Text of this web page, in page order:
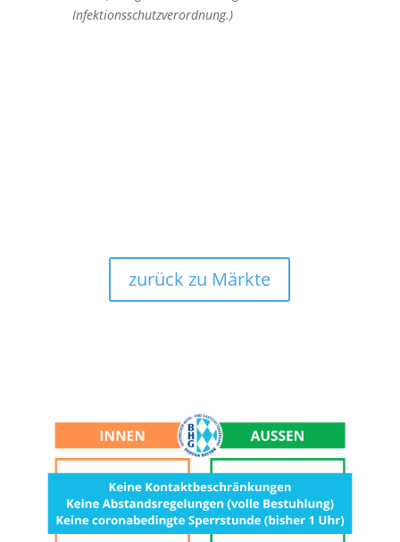
Infektionsschutzverordnung.)
zurück zu Märkte